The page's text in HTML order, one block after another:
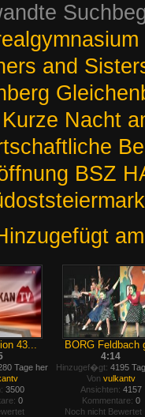
and
Kurze Nacht
BSZ
am
43...
Tage her
3500
0
BORG Feldbach
4:14
Hinzugef�gt: 4195
Von vulkantv
Ansichten: 4157
Kommentare: 0
Noch nicht Bewertet